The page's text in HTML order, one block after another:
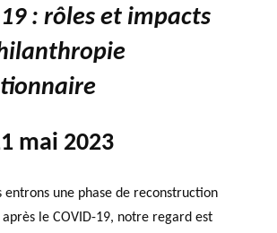
: rôles et impacts
mai 2023
entrons une phase de reconstruction
le COVID-19, notre regard est